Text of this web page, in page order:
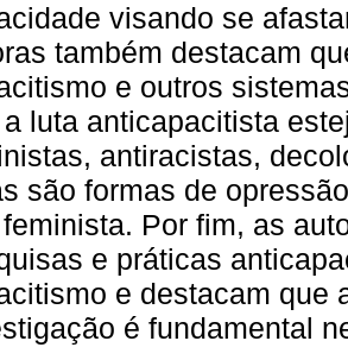
visando se
também destacam
e outros
luta anticapacitista
antiracistas,
são formas de
Por fim, as
e práticas
e destacam que
é fundamental